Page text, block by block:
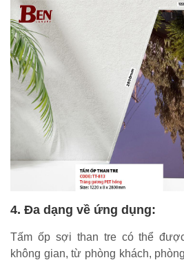
4. Đa dạng về ứng dụng:
Tấm ốp sợi than tre có thể
không gian, từ phòng khách,